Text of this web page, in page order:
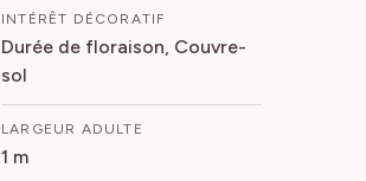
INTÉRÊT DÉCORATIF
Durée de floraison, Couvre-
sol
LARGEUR ADULTE
1 m